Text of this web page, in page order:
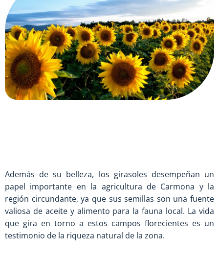
Además de su belleza, los girasoles desempeñan un
papel importante en la agricultura de Carmona y la
región circundante, ya que sus semillas son una fuente
valiosa de aceite y alimento para la fauna local. La vida
que gira en torno a estos campos florecientes es un
testimonio de la riqueza natural de la zona.